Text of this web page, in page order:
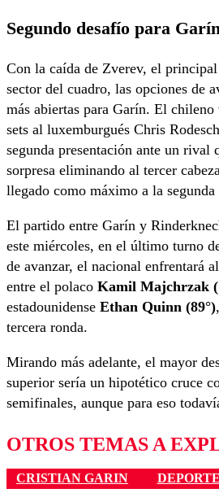
Segundo desafío para Garín
Con la caída de Zverev, el
sector del cuadro, las opciones de
más abiertas para Garín. El chileno
sets al luxemburgués Chris
segunda presentación ante un rival
sorpresa eliminando al tercer
llegado como máximo a la
El partido entre Garín y
este miércoles, en el último turno
de avanzar, el nacional enfrentará
entre el polaco Kamil Majchrzak
estadounidense Ethan Quinn (89°)
tercera ronda.
Mirando más adelante, el mayor
superior sería un hipotético cruce
semifinales, aunque para eso
OTROS TEMAS A
CRISTIAN GARIN